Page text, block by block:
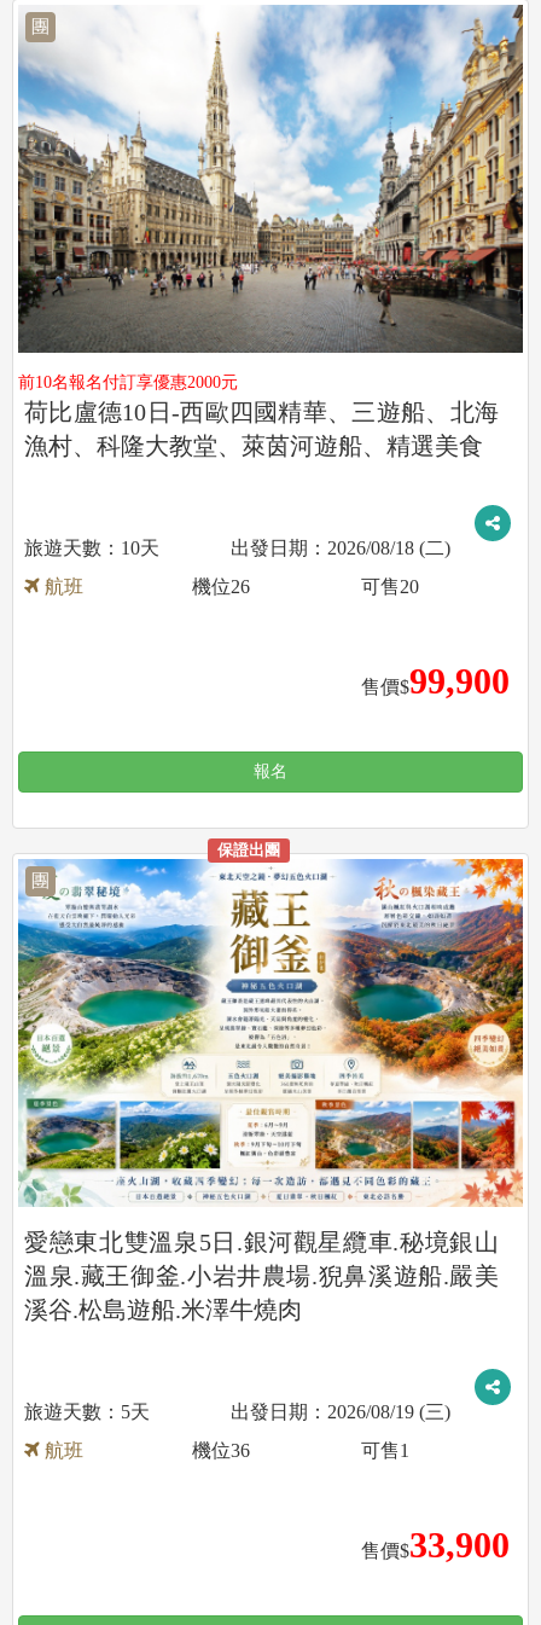
團
前10名報名付訂享優惠2000元
荷比盧德10日-西歐四國精華、三遊船、北海
漁村、科隆大教堂、萊茵河遊船、精選美食
10天
2026/08/18 (二)
航班
售價$99,900
機位26 可售20
報名
團
愛戀東北雙溫泉5日.銀河觀星纜車.秘境銀山
溫泉.藏王御釜.小岩井農場.猊鼻溪遊船.嚴美
溪谷.松島遊船.米澤牛燒肉
保證出團
5天
2026/08/19 (三)
航班
售價$33,900
機位36 可售1